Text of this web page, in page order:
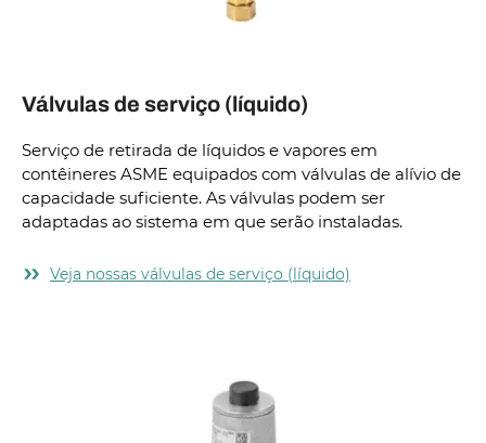
Válvulas de serviço (líquido)
Serviço de retirada de líquidos e vapores em
contêineres ASME equipados com válvulas de alívio de
capacidade suficiente. As válvulas podem ser
adaptadas ao sistema em que serão instaladas.
Veja nossas válvulas de serviço (líquido)